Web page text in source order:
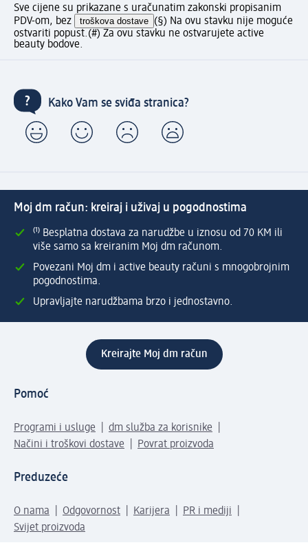
Sve cijene su prikazane s uračunatim zakonski propisanim
PDV-om, bez
troškova dostave (§) Na ovu stavku nije moguće
ostvariti popust.(#) Za ovu stavku ne ostvarujete active
beauty bodove.
Kako Vam se sviđa stranica?
Moj dm račun: kreiraj i uživaj u pogodnostima
⁽¹⁾ Besplatna dostava za narudžbe u iznosu od 70 KM ili
više samo sa kreiranim Moj dm računom.
Povezani Moj dm i active beauty računi s mnogobrojnim
pogodnostima.
Upravljajte narudžbama brzo i jednostavno.
Kreirajte Moj dm račun
Pomoć
Programi i usluge
dm služba za korisnike
Načini i troškovi dostave
Povrat proizvoda
Preduzeće
O nama Odgovornost Karijera
PR i mediji
Svijet proizvoda